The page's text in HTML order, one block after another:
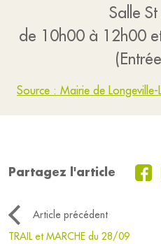
Salle
de 10h00 à 12h00
Source : Mairie de Longeville-
Partagez l'article
Article précédent
TRAIL et MARCHE du 28/09